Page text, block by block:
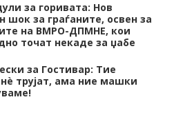
за горивата: Нов
шок за граѓаните, освен за
на ВМРО-ДПМНЕ, кои
точат некаде за џабе
за Гостивар: Тие
трујат, ама ние машки